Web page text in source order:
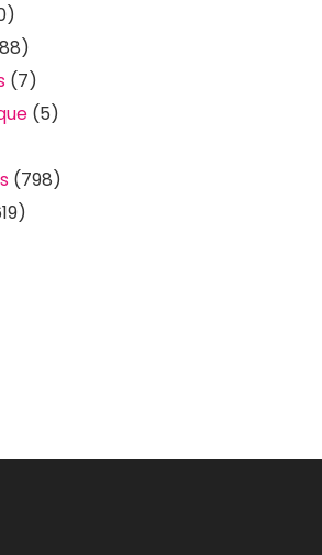
(7)
(5)
(798)